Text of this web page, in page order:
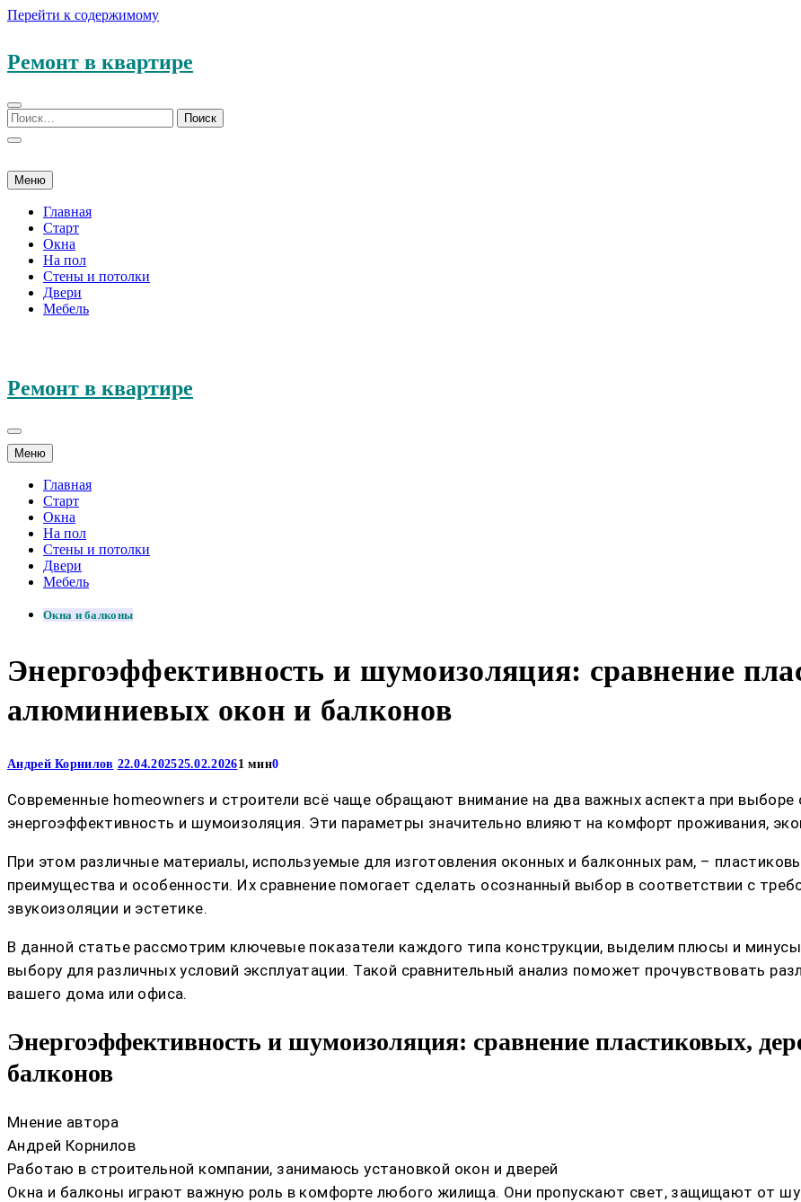
Перейти к содержимому
Ремонт в квартире
Меню
Главная
Старт
Окна
На пол
Стены и потолки
Двери
Мебель
Ремонт в квартире
Меню
Главная
Старт
Окна
На пол
Стены и потолки
Двери
Мебель
Окна и балконы
Энергоэффективность и шумоизоляция: сравнение
алюминиевых окон и балконов
Андрей Корнилов 22.04.202525.02.20261 мин0
Современные homeowners и строители всё чаще обращают внимание на два важных аспекта при выборе
энергоэффективность и шумоизоляция. Эти параметры значительно влияют на комфорт проживания,
При этом различные материалы, используемые для изготовления оконных и балконных рам, –
преимущества и особенности. Их сравнение помогает сделать осознанный выбор в соответствии с
звукоизоляции и эстетике.
В данной статье рассмотрим ключевые показатели каждого типа конструкции, выделим плюсы и
выбору для различных условий эксплуатации. Такой сравнительный анализ поможет прочувствовать
вашего дома или офиса.
Энергоэффективность и шумоизоляция: сравнение пластиковых,
балконов
Мнение автора
Андрей Корнилов
Работаю в строительной компании, занимаюсь установкой окон и дверей
Окна и балконы играют важную роль в комфорте любого жилища. Они пропускают свет, защищают от